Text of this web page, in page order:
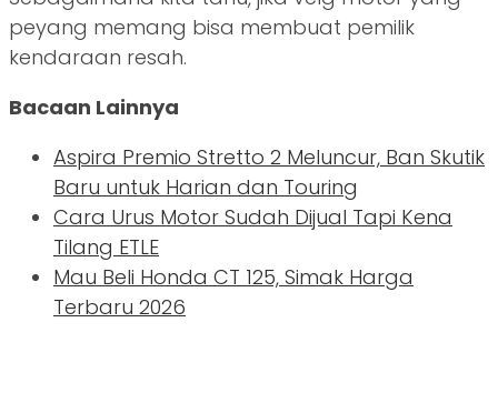
peyang memang bisa membuat pemilik
kendaraan resah.
Bacaan Lainnya
Aspira Premio Stretto 2 Meluncur, Ban Skutik
Baru untuk Harian dan Touring
Cara Urus Motor Sudah Dijual Tapi Kena
Tilang ETLE
Mau Beli Honda CT 125, Simak Harga
Terbaru 2026